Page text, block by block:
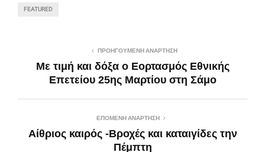
FEATURED
ΠΡΟΗΓΟΎΜΕΝΗ ΑΝΆΡΤΗΣΗ
Με τιμή και δόξα ο Εορτασμός Εθνικής
Επετείου 25ης Μαρτίου στη Σάμο
ΕΠΌΜΕΝΗ ΑΝΆΡΤΗΣΗ
Αίθριος καιρός -Βροχές και καταιγίδες την
Πέμπτη